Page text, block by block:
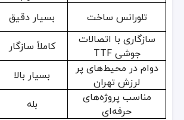
تلورانس ساخت
بسیار دقیق
سازگاری با اتصالات
جوشی TTF
کاملاً سازگار
دوام در محیط‌های پر
لرزش تهران
بسیار بالا
مناسب پروژه‌های
حرفه‌ای
بله